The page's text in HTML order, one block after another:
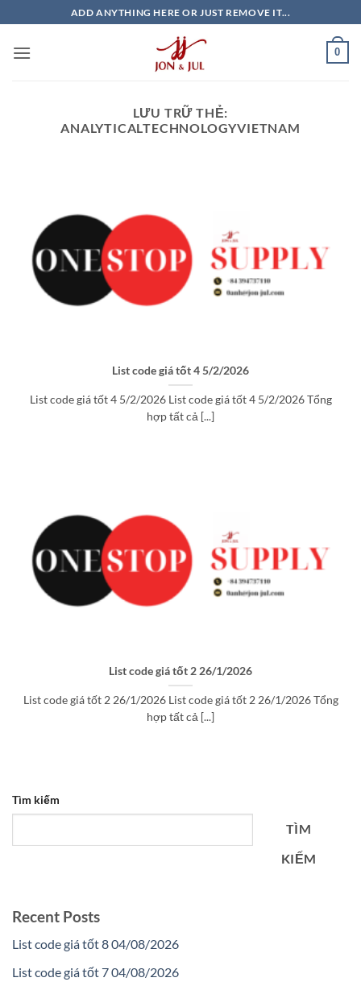
qua
nội
ADD ANYTHING HERE OR JUST REMOVE IT...
0
LƯU TRỮ THẺ:
ANALYTICALTECHNOLOGYVIETNAM
List code giá tốt 4 5/2/2026
List code giá tốt 4 5/2/2026 List code giá tốt 4 5/2/2026 Tổng
hợp tất cả [...]
List code giá tốt 2 26/1/2026
List code giá tốt 2 26/1/2026 List code giá tốt 2 26/1/2026 Tổng
hợp tất cả [...]
Tìm kiếm
TÌM
KIẾM
Recent Posts
List code giá tốt 8 04/08/2026
List code giá tốt 7 04/08/2026